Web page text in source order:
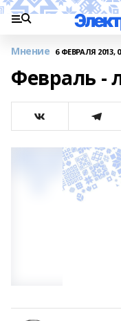
Мнение 6 ФЕВРАЛЯ 2013,
Февраль -